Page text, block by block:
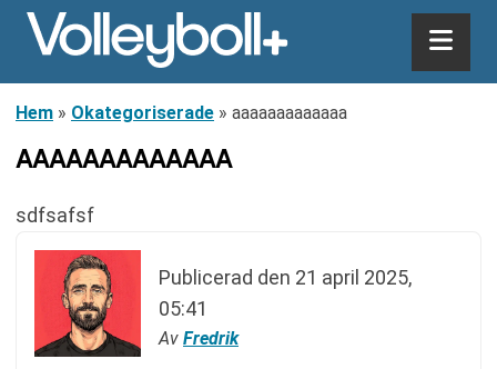
Hem » Okategoriserade » aaaaaaaaaaaaa
AAAAAAAAAAAAA
sdfsafsf
Publicerad den 21 april 2025,
05:41
Av Fredrik